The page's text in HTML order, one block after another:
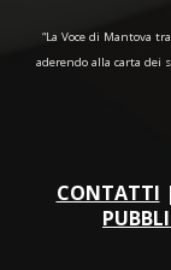
“La Voce di Mantova
aderendo alla carta dei
CONTATTI |